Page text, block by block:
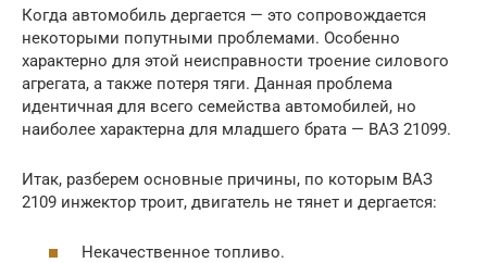
Когда автомобиль дергается — это сопровождается
некоторыми попутными проблемами. Особенно
характерно для этой неисправности троение силового
агрегата, а также потеря тяги. Данная проблема
идентичная для всего семейства автомобилей, но
наиболее характерна для младшего брата — ВАЗ 21099.
Итак, разберем основные причины, по которым ВАЗ
2109 инжектор троит, двигатель не тянет и дергается:
Некачественное топливо.